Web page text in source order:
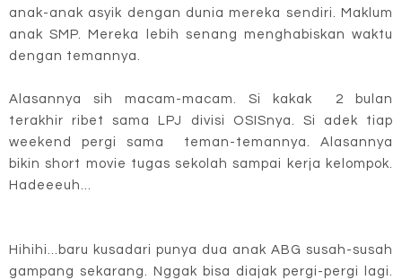
anak-anak asyik dengan dunia mereka sendiri. Maklum
anak SMP. Mereka lebih senang menghabiskan waktu
dengan temannya.
Alasannya sih macam-macam. Si kakak 2 bulan
terakhir ribet sama LPJ divisi OSISnya. Si adek tiap
weekend pergi sama teman-temannya. Alasannya
bikin short movie tugas sekolah sampai kerja kelompok.
Hadeeeuh...
Hihihi...baru kusadari punya dua anak ABG susah-susah
gampang sekarang. Nggak bisa diajak pergi-pergi lagi.